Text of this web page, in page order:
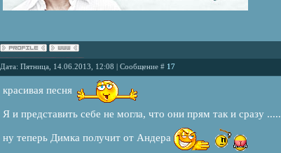
Дата: Пятница, 14.06.2013, 12:08 | Сообщение # 17
красивая песня
Я и представить себе не могла, что они прям так и сразу .....
ну теперь Димка получит от Андера